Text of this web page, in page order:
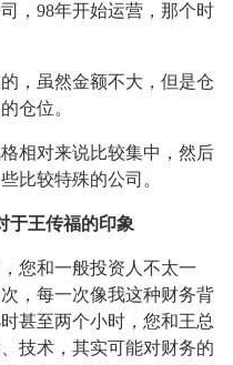
，98年开始运营，那个时
，虽然金额不大，但是仓
仓位。
相对来说比较集中，然后
比较特殊的公司。
于王传福的印象
您和一般投资人不太一
，每一次像我这种财务背
甚至两个小时，您和王总
技术，其实可能对财务的